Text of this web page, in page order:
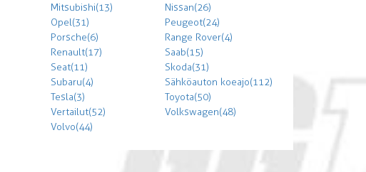
Mitsubishi (13)
Nissan (26)
Opel (31)
Peugeot (24)
Porsche (6)
Range Rover (4)
Renault (17)
Saab (15)
Seat (11)
Skoda (31)
Subaru (4)
Sähköauton koeajo (112)
Tesla (3)
Toyota (50)
Vertailut (52)
Volkswagen (48)
Volvo (44)